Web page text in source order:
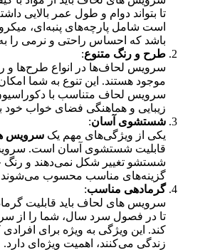
تا بتواند دوام و طول عمر بالایی
است شامل پارچه‌های پنبه‌ای،
باشد که احساس راحتی و نرمی را
طرح و رنگ متنوع:
سرویس لحاف‌ها در انواع طرح‌ها و
موجود هستند. این تنوع به شما
سرویس لحاف متناسب با
زیبایی و هماهنگی فضای خواب خود
شستشوی آسان:
یکی از ویژگی‌های مهم یک سرویس
قابلیت شستشوی آسان است.
شستشو تغییر شکل نمی‌دهند و رنگ
گزینه‌های مناسب محسوب
گرمادهی مناسب:
سرویس های لحاف باید قابلیت
تا در فصول سرد سال، شما را از
کند. این ویژگی به ویژه برای
زندگی می‌کنند، اهمیت ویژه‌ای دارد.